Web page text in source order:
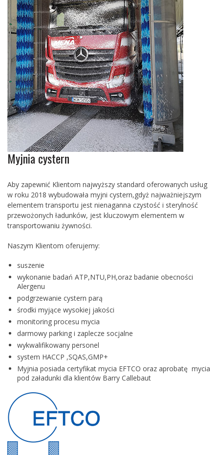
Myjnia cystern
Aby zapewnić Klientom najwyższy standard oferowanych usług
w roku 2018 wybudowała myjni cystern,gdyż najważniejszym
elementem transportu jest nienaganna czystość i sterylność
przewożonych ładunków, jest kluczowym elementem w
transportowaniu żywności.
Naszym Klientom oferujemy:
suszenie
wykonanie badań ATP,NTU,PH,oraz badanie obecności
Alergenu
podgrzewanie cystern parą
środki myjące wysokiej jakości
monitoring procesu mycia
darmowy parking i zaplecze socjalne
wykwalifikowany personel
system HACCP ,SQAS,GMP+
Myjnia posiada certyfikat mycia EFTCO oraz aprobatę mycia
pod załadunki dla klientów Barry Callebaut